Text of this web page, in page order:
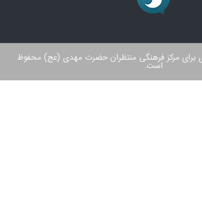
برای مرکز فرهنگی منتظران حضرت مهدی (عج) محفوظ
است.